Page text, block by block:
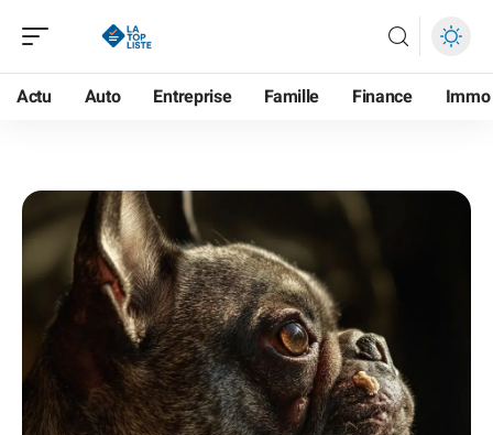
Actu Auto Entreprise Famille Finance Immo